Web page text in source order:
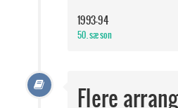
1993-94
50. sæson
Flere